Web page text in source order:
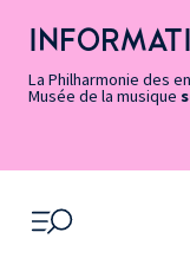
page
Accessibilité
accès
rapides
principal
contenu
principal
page
Message d’information
La Philharmonie des
Musée de la musique
OUVRIR LE MENU